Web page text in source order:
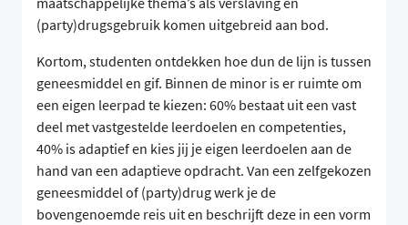
(party)drugsgebruik komen uitgebreid aan bod.
Kortom, studenten ontdekken hoe dun de lijn is tussen
geneesmiddel en gif. Binnen de minor is er ruimte om
een eigen leerpad te kiezen: 60% bestaat uit een vast
deel met vastgestelde leerdoelen en competenties,
40% is adaptief en kies jij je eigen leerdoelen aan de
hand van een adaptieve opdracht. Van een zelfgekozen
geneesmiddel of (party)drug werk je de
bovengenoemde reis uit en beschrijft deze in een vorm